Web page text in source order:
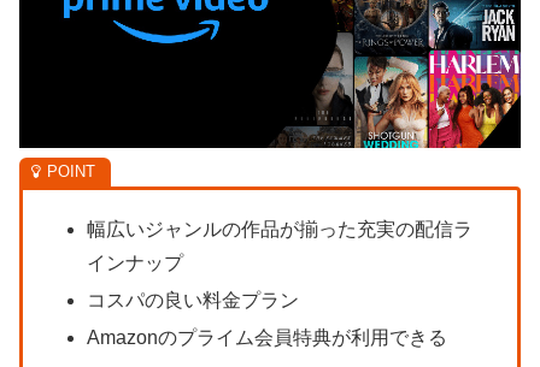
幅広いジャンルの作品が揃った充実の配信ラ
インナップ
コスパの良い料金プラン
Amazonのプライム会員特典が利用できる